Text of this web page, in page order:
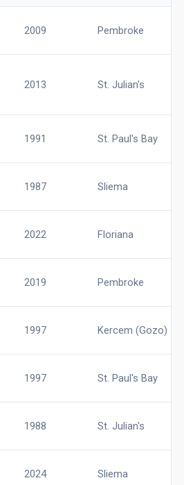
2009 Pembroke
2013 St. Julian's
1991 St. Paul's Bay
1987 Sliema
2022 Floriana
2019 Pembroke
1997 Kercem (Gozo)
1997 St. Paul's Bay
1988 St. Julian's
2024 Sliema